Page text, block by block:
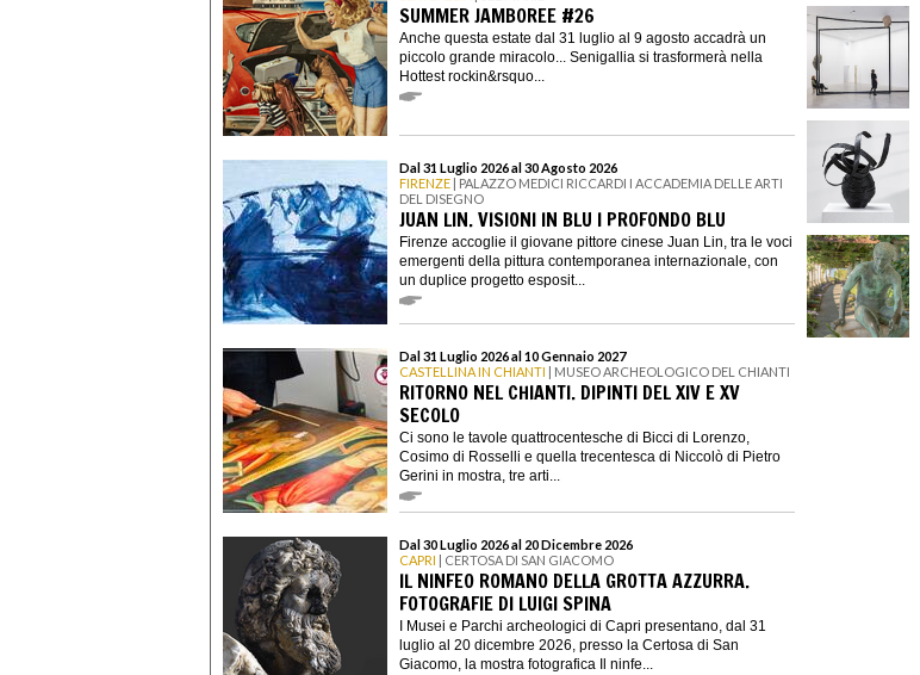
SUMMER JAMBOREE #26
Anche questa estate dal 31 luglio al 9 agosto accadrà un
piccolo grande miracolo... Senigallia si trasformerà nella
Hottest rockin&rsquo...
Dal 31 Luglio 2026 al 30 Agosto 2026
FIRENZE | PALAZZO MEDICI RICCARDI I ACCADEMIA DELLE ARTI
DEL DISEGNO
JUAN LIN. VISIONI IN BLU I PROFONDO BLU
Firenze accoglie il giovane pittore cinese Juan Lin, tra le voci
emergenti della pittura contemporanea internazionale, con
un duplice progetto esposit...
Dal 31 Luglio 2026 al 10 Gennaio 2027
CASTELLINA IN CHIANTI | MUSEO ARCHEOLOGICO DEL CHIANTI
RITORNO NEL CHIANTI. DIPINTI DEL XIV E XV
SECOLO
Ci sono le tavole quattrocentesche di Bicci di Lorenzo,
Cosimo di Rosselli e quella trecentesca di Niccolò di Pietro
Gerini in mostra, tre arti...
Dal 30 Luglio 2026 al 20 Dicembre 2026
CAPRI | CERTOSA DI SAN GIACOMO
IL NINFEO ROMANO DELLA GROTTA AZZURRA.
FOTOGRAFIE DI LUIGI SPINA
I Musei e Parchi archeologici di Capri presentano, dal 31
luglio al 20 dicembre 2026, presso la Certosa di San
Giacomo, la mostra fotografica Il ninfe...